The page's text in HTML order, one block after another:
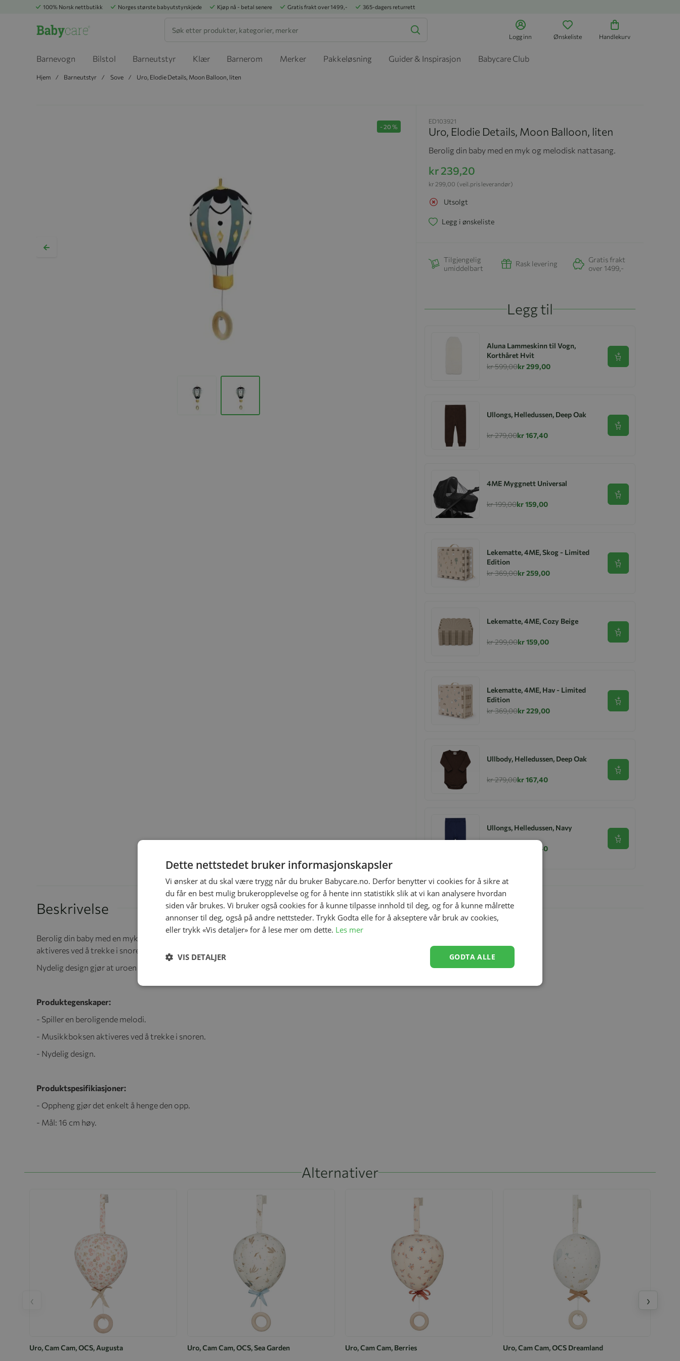
100% Norsk nettbutikk Norges største babyutstyrskjede Kjøp nå - betal senere Gratis frakt over 1499,- 365-dagers returrett
Logg inn Ønskeliste Handlekurv
Barnevogn Bilstol Barneutstyr Klær Barnerom Merker Pakkeløsning Guider & Inspirasjon Babycare Club
Hjem Barneutstyr Sove Uro, Elodie Details, Moon Balloon, liten
-20 %
ED103921
Uro, Elodie Details, Moon Balloon, liten
Berolig din baby med en myk og melodisk nattasang.
kr 239,20
(veil.pris leverandør)
kr 299,00
Utsolgt
Legg i ønskeliste
Tilgjengelig
umiddelbart
Rask levering
Gratis frakt
over 1499,-
Legg til
Aluna Lammeskinn til Vogn,
Korthåret Hvit
kr 599,00kr 299,00
Se produkt
Ullongs, Helledussen, Deep Oak
kr 279,00kr 167,40
Se produkt
4ME Myggnett Universal
kr 199,00kr 159,00
Se produkt
Lekematte, 4ME, Skog - Limited
Edition
kr 369,00kr 259,00
Se produkt
Lekematte, 4ME, Cozy Beige
kr 299,00kr 159,00
Se produkt
Lekematte, 4ME, Hav - Limited
Edition
kr 369,00kr 229,00
Se produkt
Ullbody, Helledussen, Deep Oak
kr 279,00kr 167,40
Se produkt
Ullongs, Helledussen, Navy
kr 167,40
Se produkt
Beskrivelse
Berolig din baby med en myk og melodisk nattasang. På innsiden er det en ekte mekanisk musikkboks som
aktiveres ved å trekke i snoren.
Nydelig design gjør at uroen blir en naturlig del av innredningen på barnerommet, kan også festes til vognen.
Produktegenskaper:
- Spiller en beroligende melodi.
- Musikkboksen aktiveres ved å trekke i snoren.
- Nydelig design.
Produktspesifikiasjoner:
- Oppheng gjør det enkelt å henge den opp.
- Mål: 16 cm høy.
Alternativer
Uro, Cam Cam, OCS, Augusta Uro, Cam Cam, OCS, Sea Garden Uro, Cam Cam, Berries Uro, Cam Cam, OCS Dreamland
‹ ›
Dette nettstedet bruker informasjonskapsler
Vi ønsker at du skal være trygg når du bruker Babycare.no. Derfor benytter vi cookies for å sikre at
du får en best mulig brukeropplevelse og for å hente inn statistikk slik at vi kan analysere hvordan
siden vår brukes. Vi bruker også cookies for å kunne tilpasse innhold til deg, og for å kunne målrette
annonser til deg, også på andre nettsteder. Trykk Godta elle for å akseptere vår bruk av cookies,
eller trykk «Vis detaljer» for å lese mer om dette. Les mer
GODTA ALLE
VIS DETALJER